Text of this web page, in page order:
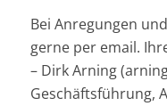
Bei Anregungen
gerne per email.
– Dirk Arning
Geschäftsführung,